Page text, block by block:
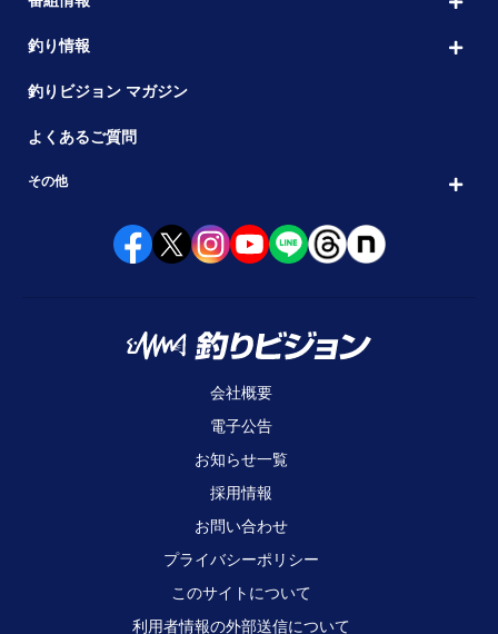
釣り情報
釣りビジョン マガジン
よくあるご質問
その他
会社概要
電子公告
お知らせ一覧
採用情報
お問い合わせ
プライバシーポリシー
このサイトについて
利用者情報の外部送信について